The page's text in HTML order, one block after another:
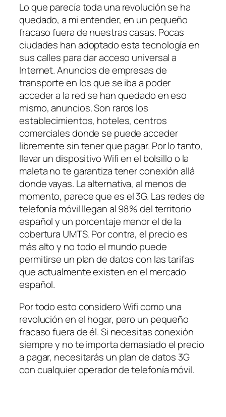
Lo que parecía toda una revolución se ha
quedado, a mi entender, en un pequeño
fracaso fuera de nuestras casas. Pocas
ciudades han adoptado esta tecnología en
sus calles para dar acceso universal a
Internet. Anuncios de empresas de
transporte en los que se iba a poder
acceder a la red se han quedado en eso
mismo, anuncios. Son raros los
establecimientos, hoteles, centros
comerciales donde se puede acceder
libremente sin tener que pagar. Por lo tanto,
llevar un dispositivo Wifi en el bolsillo o la
maleta no te garantiza tener conexión allá
donde vayas. La alternativa, al menos de
momento, parece que es el 3G. Las redes de
telefonía móvil llegan al 98% del territorio
español y un porcentaje menor el de la
cobertura UMTS. Por contra, el precio es
más alto y no todo el mundo puede
permitirse un plan de datos con las tarifas
que actualmente existen en el mercado
español.
Por todo esto considero Wifi como una
revolución en el hogar, pero un pequeño
fracaso fuera de él. Si necesitas conexión
siempre y no te importa demasiado el precio
a pagar, necesitarás un plan de datos 3G
con cualquier operador de telefonía móvil.